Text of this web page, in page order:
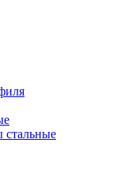
стальные